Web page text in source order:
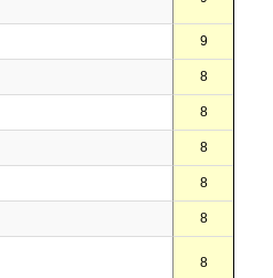
9
8
8
8
8
8
8